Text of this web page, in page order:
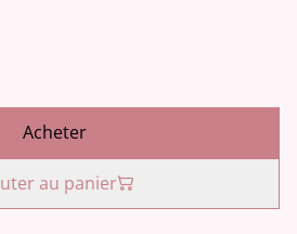
Acheter
au panier